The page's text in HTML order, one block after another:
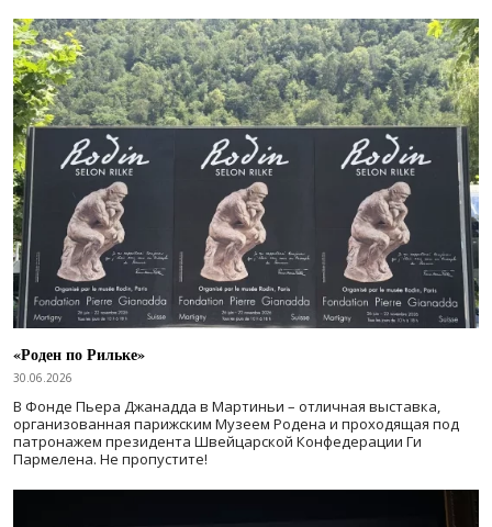
«Роден по Рильке»
30.06.2026
В Фонде Пьера Джанадда в Мартиньи – отличная выставка,
организованная парижским Музеем Родена и проходящая под
патронажем президента Швейцарской Конфедерации Ги
Пармелена. Не пропустите!